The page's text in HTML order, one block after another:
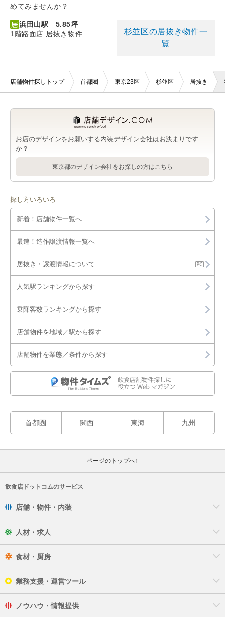
めてみませんか？
浜田山駅 5.85坪
1階路面店 居抜き物件
杉並区の居抜き物件一
覧
店舗物件探しトップ 首都圏 東京23区 杉並区 居抜き
お店のデザインをお願いする内装デザイン会社はお決まりです
か？
東京都のデザイン会社をお探しの方はこちら
探し方いろいろ
新着！店舗物件一覧へ
最速！造作譲渡情報一覧へ
居抜き・譲渡情報について
人気駅ランキングから探す
乗降客数ランキングから探す
店舗物件を地域／駅から探す
店舗物件を業態／条件から探す
首都圏 関西 東海 九州
ページのトップへ↑
飲食店ドットコムのサービス
店舗・物件・内装
人材・求人
食材・厨房
業務支援・運営ツール
ノウハウ・情報提供